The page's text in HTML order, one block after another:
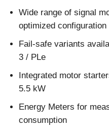
Wide range of signal
optimized configuration
Fail-safe variants
3 / PLe
Integrated motor
5.5 kW
Energy Meters for
consumption